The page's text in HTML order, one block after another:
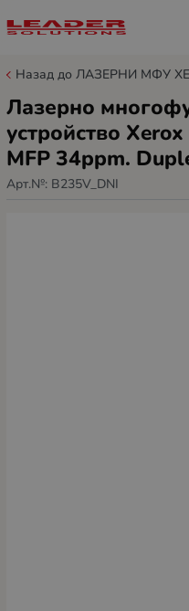
Назад до ЛАЗЕРНИ МФУ
Лазерно
устройство
MFP 34ppm.
Арт.№: B235V_DNI